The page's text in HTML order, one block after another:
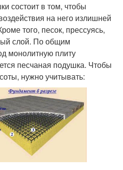
состоит в том, чтобы
на него излишней
того, песок, прессуясь,
слой. По общим
монолитную плиту
песчаная подушка. Чтобы
нужно учитывать: